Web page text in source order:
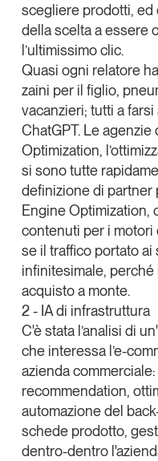
scegliere prodotti, ed
della scelta a essere
l’ultimissimo clic.
Quasi ogni relatore
zaini per il figlio,
vacanzieri; tutti a farsi
ChatGPT. Le
Optimization,
si sono tutte
definizione di partner
Engine Optimization,
contenuti per i motori
se il traffico portato
infinitesimale,
acquisto a monte.
2 - IA di infrastruttura
C'è stata l’analisi di
che interessa l’e-
azienda
recommendation,
automazione del
schede prodotto,
dentro-dentro